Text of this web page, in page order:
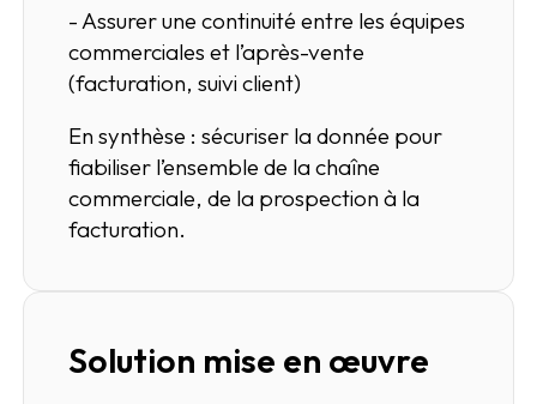
- Assurer une continuité entre les équipes
commerciales et l’après-vente
(facturation, suivi client)
En synthèse : sécuriser la donnée pour
fiabiliser l’ensemble de la chaîne
commerciale, de la prospection à la
facturation.
Solution mise en œuvre